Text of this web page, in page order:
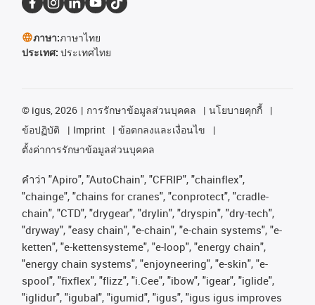
ภาษา:ภาษาไทย
ประเทศ: ประเทศไทย
© igus, 2026 การรักษาข้อมูลส่วนบุคคล
นโยบายคุกกี้
ข้อปฏิบัติ
Imprint
ข้อตกลงและเงื่อนไข
ตั้งค่าการรักษาข้อมูลส่วนบุคคล
คําว่า "Apiro", "AutoChain", "CFRIP", "chainflex",
"chainge", "chains for cranes", "conprotect", "cradle-
chain", "CTD", "drygear", "drylin", "dryspin", "dry-tech",
"dryway", "easy chain", "e-chain", "e-chain systems", "e-
ketten", "e-kettensysteme", "e-loop", "energy chain",
"energy chain systems", "enjoyneering", "e-skin", "e-
spool", "fixflex", "flizz", "i.Cee", "ibow", "igear", "iglide",
"iglidur", "igubal", "igumid", "igus", "igus igus improves